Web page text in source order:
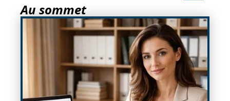
Au sommet